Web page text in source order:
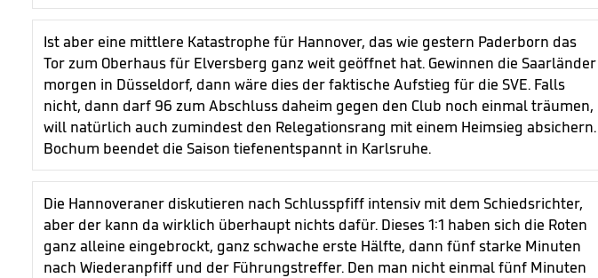
Ist aber eine mittlere Katastrophe für Hannover, das wie gestern Paderborn das
Tor zum Oberhaus für Elversberg ganz weit geöffnet hat. Gewinnen die Saarländer
morgen in Düsseldorf, dann wäre dies der faktische Aufstieg für die SVE. Falls
nicht, dann darf 96 zum Abschluss daheim gegen den Club noch einmal träumen,
will natürlich auch zumindest den Relegationsrang mit einem Heimsieg absichern.
Bochum beendet die Saison tiefenentspannt in Karlsruhe.
Die Hannoveraner diskutieren nach Schlusspfiff intensiv mit dem Schiedsrichter,
aber der kann da wirklich überhaupt nichts dafür. Dieses 1:1 haben sich die Roten
ganz alleine eingebrockt, ganz schwache erste Hälfte, dann fünf starke Minuten
nach Wiederanpfiff und der Führungstreffer. Den man nicht einmal fünf Minuten